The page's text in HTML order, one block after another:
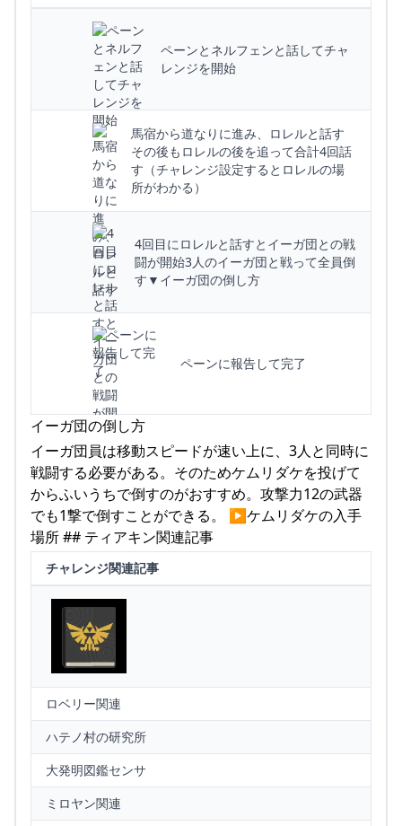
ペーンとネルフェンと話してチャ
レンジを開始
馬宿から道なりに進み、ロレルと話す
その後もロレルの後を追って合計4回話
す（チャレンジ設定するとロレルの場
所がわかる）
4回目にロレルと話すとイーガ団との戦
闘が開始3人のイーガ団と戦って全員倒
す▼イーガ団の倒し方
ペーンに報告して完了
イーガ団の倒し方
イーガ団員は移動スピードが速い上に、3人と同時に
戦闘する必要がある。そのためケムリダケを投げて
からふいうちで倒すのがおすすめ。攻撃力12の武器
でも1撃で倒すことができる。 ▶ケムリダケの入手
場所 ## ティアキン関連記事
チャレンジ関連記事
ロベリー関連
ハテノ村の研究所
大発明図鑑センサ
ミロヤン関連